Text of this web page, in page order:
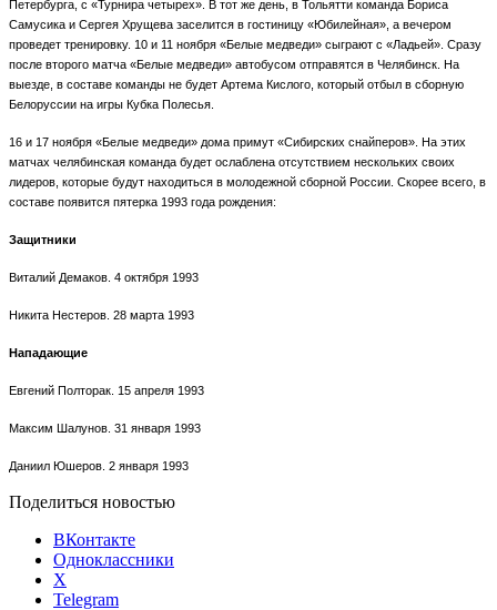
Петербурга, с «Турнира четырех». В тот же день, в Тольятти команда Бориса
Самусика и Сергея Хрущева заселится в гостиницу «Юбилейная», а вечером
проведет тренировку. 10 и 11 ноября «Белые медведи» сыграют с «Ладьей». Сразу
после второго матча «Белые медведи» автобусом отправятся в Челябинск. На
выезде, в составе команды не будет Артема Кислого, который отбыл в сборную
Белоруссии на игры Кубка Полесья.
16 и 17 ноября «Белые медведи» дома примут «Сибирских снайперов». На этих
матчах челябинская команда будет ослаблена отсутствием нескольких своих
лидеров, которые будут находиться в молодежной сборной России. Скорее всего, в
составе появится пятерка 1993 года рождения:
Защитники
Виталий Демаков. 4 октября 1993
Никита Нестеров. 28 марта 1993
Нападающие
Евгений Полторак. 15 апреля 1993
Максим Шалунов. 31 января 1993
Даниил Юшеров. 2 января 1993
Поделиться новостью
ВКонтакте
Одноклассники
X
Telegram